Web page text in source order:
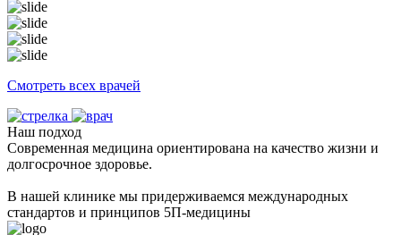
Смотреть всех врачей
Наш подход
Современная медицина ориентирована на качество жизни и
долгосрочное здоровье.
В нашей клинике мы придерживаемся международных
стандартов и принципов 5П-медицины